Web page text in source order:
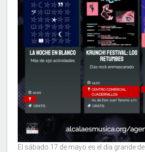
El sábado 17 de mayo es el día grande